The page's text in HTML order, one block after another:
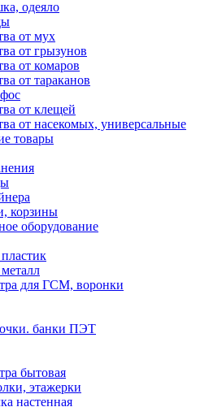
одеяло
от мух
от грызунов
от комаров
от тараканов
от клещей
от насекомых, универсальные
товары
корзины
оборудование
для ГСМ, воронки
банки ПЭТ
бытовая
этажерки
настенная